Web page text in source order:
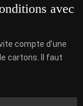
avec
compte d’une
cartons. Il faut